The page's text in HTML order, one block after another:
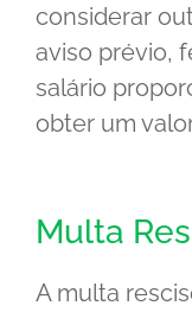
considerar
aviso prévio,
salário
obter um
Multa
A multa